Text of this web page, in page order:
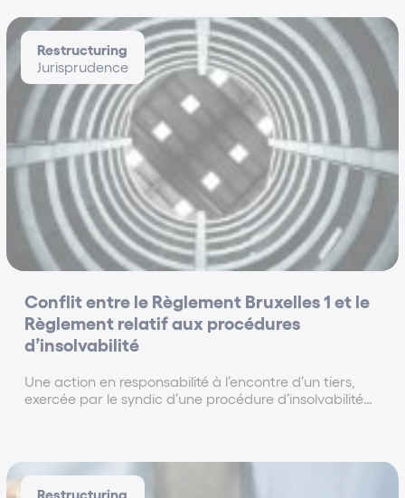
Restructuring
Jurisprudence
Conflit entre le Règlement Bruxelles 1 et le
Règlement relatif aux procédures
d’insolvabilité
Une action en responsabilité à l’encontre d’un tiers,
exercée par le syndic d’une procédure d’insolvabilité
qu’elle...
Restructuring